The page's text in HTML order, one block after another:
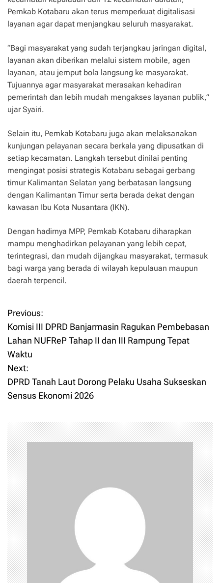
Pemkab Kotabaru akan terus memperkuat digitalisasi
layanan agar dapat menjangkau seluruh masyarakat.
“Bagi masyarakat yang sudah terjangkau jaringan digital,
layanan akan diberikan melalui sistem mobile, agen
layanan, atau jemput bola langsung ke masyarakat.
Tujuannya agar masyarakat merasakan kehadiran
pemerintah dan lebih mudah mengakses layanan publik,”
ujar Syairi.
Selain itu, Pemkab Kotabaru juga akan melaksanakan
kunjungan pelayanan secara berkala yang dipusatkan di
setiap kecamatan. Langkah tersebut dinilai penting
mengingat posisi strategis Kotabaru sebagai gerbang
timur Kalimantan Selatan yang berbatasan langsung
dengan Kalimantan Timur serta berada dekat dengan
kawasan Ibu Kota Nusantara (IKN).
Dengan hadirnya MPP, Pemkab Kotabaru diharapkan
mampu menghadirkan pelayanan yang lebih cepat,
terintegrasi, dan mudah dijangkau masyarakat, termasuk
bagi warga yang berada di wilayah kepulauan maupun
daerah terpencil.
P
o
s
t
n
a
v
i
g
a
t
i
o
Previous:
Komisi III DPRD Banjarmasin Ragukan Pembebasan
Lahan NUFReP Tahap II dan III Rampung Tepat
Waktu
Next:
DPRD Tanah Laut Dorong Pelaku Usaha Sukseskan
Sensus Ekonomi 2026